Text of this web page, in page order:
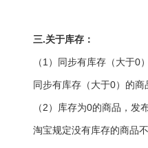
三.关于库存：
（1）同步有库存（大于0
同步有库存（大于0）的商
（2）库存为0的商品，发
淘宝规定没有库存的商品